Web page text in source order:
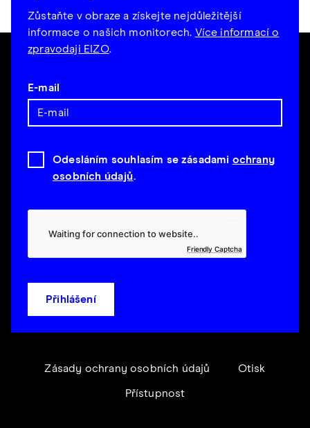
Zůstaňte v obraze a získejte nejdůležitější
informace o našich monitorech. Více informací o
zpravodaji EIZO.
E-mail
Odesláním souhlasím se zásadami ochrany
osobních údajů.
Friendly Captcha
Přihlášení
Zásady ochrany osobních údajů Otisk
Přístupnost